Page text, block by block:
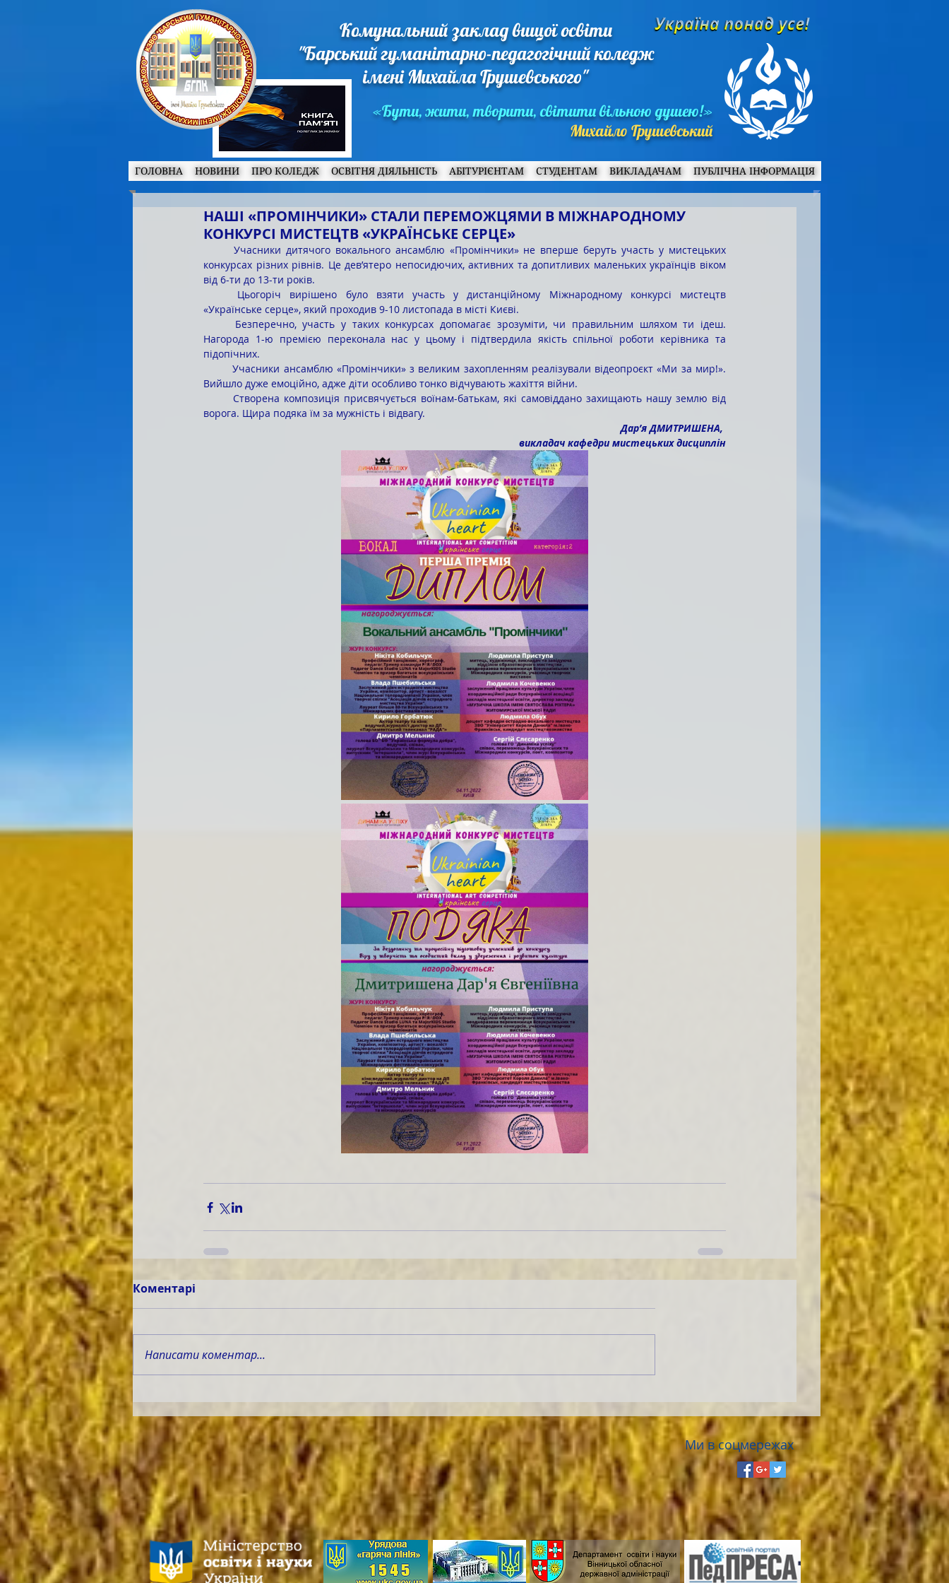
Комунальний заклад вищої освіти
"Барський гуманітарно-педагогічний коледж
імені Михайла Грушевського"
«Бути, жити, творити, світити вільною душею!»
Михайло Грушевський
ГОЛОВНА НОВИНИ ПРО КОЛЕДЖ ОСВІТНЯ ДІЯЛЬНІСТЬ АБІТУРІЄНТАМ СТУДЕНТАМ ВИКЛАДАЧАМ ПУБЛІЧНА ІНФОРМАЦІЯ
НАШІ «ПРОМІНЧИКИ» СТАЛИ ПЕРЕМОЖЦЯМИ В МІЖНАРОДНОМУ
КОНКУРСІ МИСТЕЦТВ «УКРАЇНСЬКЕ СЕРЦЕ»
конкурсах різних рівнів. Це дев’ятеро непосидючих, активних та допитливих маленьких українців віком
від 6-ти до 13-ти років.
«Українське серце», який проходив 9-10 листопада в місті Києві.
Нагорода 1-ю премією переконала нас у цьому і підтвердила якість спільної роботи керівника та
підопічних.
	Учасники ансамблю «Промінчики» з великим захопленням реалізували відеопроєкт «Ми за мир!».
Вийшло дуже емоційно, адже діти особливо тонко відчувають жахіття війни.
ворога. Щира подяка їм за мужність і відвагу.
Дар’я ДМИТРИШЕНА,
викладач кафедри мистецьких дисциплін
Коментарі
Написати коментар...
Ми в соцмережах